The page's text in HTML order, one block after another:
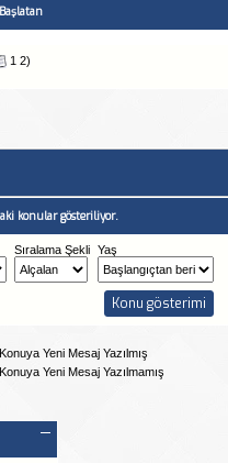
1 2)
konular gösteriliyor.
Sıralama Şekli Yaş
Yeni Mesaj Yazılmış
Yeni Mesaj Yazılmamış